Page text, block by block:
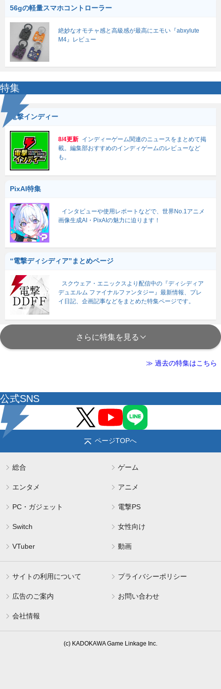
56gの軽量スマホコントローラー
絶妙なオモチャ感と高級感が最高にエモい『abxylute
M4』レビュー
特集
電撃インディー
8/4更新 インディーゲーム関連のニュースをまとめて掲
載。編集部おすすめのインディゲームのレビューなど
も。
PixAI特集
インタビューや使用レポートなどで、世界No.1アニメ
画像生成AI・PixAIの魅力に迫ります！
“電撃ディシディア”まとめページ
スクウェア・エニックスより配信中の『ディシディア
デュエルム ファイナルファンタジー』最新情報、プレ
イ日記、企画記事などをまとめた特集ページです。
さらに特集を見る
≫ 過去の特集はこちら
公式SNS
ページTOPへ
総合 ゲーム
エンタメ アニメ
PC・ガジェット 電撃PS
Switch 女性向け
VTuber 動画
サイトの利用について プライバシーポリシー
広告のご案内 お問い合わせ
会社情報
(c) KADOKAWA Game Linkage Inc.